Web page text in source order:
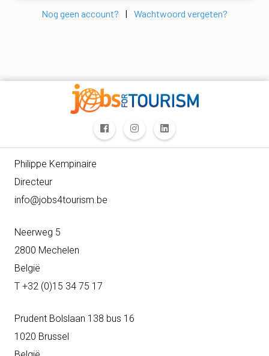
Nog geen account? | Wachtwoord vergeten?
Philippe Kempinaire
Directeur
info@jobs4tourism.be
Neerweg 5
2800 Mechelen
België
T +32 (0)15 34 75 17
Prudent Bolslaan 138 bus 16
1020 Brussel